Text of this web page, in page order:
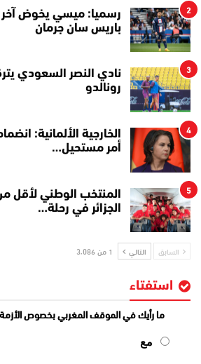
2
رسميا: ميسي يخوض آخر
باريس سان جرمان
3
نادي النصر السعودي
رونالدو
4
الخارجية الألمانية:
أمر مستحيل…
5
الجزائر في رحلة…
السابق التالي 1 من 3٬086
استفتاء
ما رأيك في الموقف المغربي بخصوص الأزمة
مع